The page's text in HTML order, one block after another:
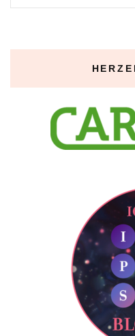
nach: